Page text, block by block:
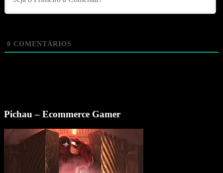
0 COMENTÁRIOS
Pichau – Ecommerce Gamer